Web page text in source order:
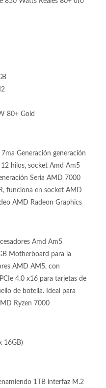
80+ Gold
Generación generación
hilos, socket Amd Am5
Seria AMD 7000
funciona en socket AMD
AMD Radeon Graphics
Amd Am5
Motherboard para la
AMD AM5, con
4.0 x16 para tarjetas de
de botella. Ideal para
Ryzen 7000
16GB)
1TB interfaz M.2